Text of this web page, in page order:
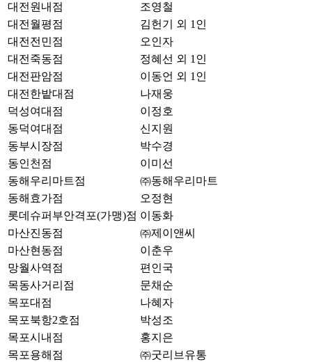
대전원내점
조영철
대전월평점
김헌기 외 1인
대전전민점
오인자
대전죽동점
정혜선 외 1인
대전판암점
이동언 외 1인
대전한밭대점
나재웅
덕성여대점
이정호
동덕여대점
신지원
동부시장점
박수경
동인천점
이미선
동해우리마트점
㈜동해우리마트
동해효가점
오정현
롯데슈퍼부안격포(가맹)점 이동화
마산진동점
㈜제이앤씨
마산현동점
이춘우
망월사역점
편인국
목동사거리점
문채순
목포대점
나혜자
목포북항2호점
박성조
목포시내점
홍지은
목포용해점
㈜굿리브유통